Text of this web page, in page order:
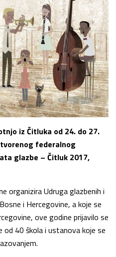
iz Čitluka od 24. do 27.
federalnog
glazbe – Čitluk 2017,
organizira Udruga glazbenih i
i Hercegovine, a koje se
ove godine prijavilo se
40 škola i ustanova koje se